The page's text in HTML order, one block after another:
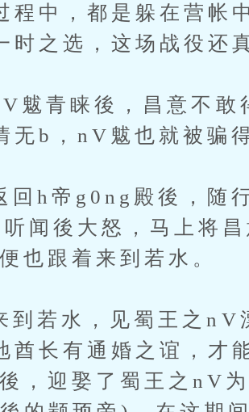
程中，都是躲在营帐
时之选，这场战役还
睐後，昌意不敢得
无b，nV魃也就被骗
g0ng殿後，随行
闻後大怒，马上将
也跟着来到若水。
水，见蜀王之nV漂
酋长有通婚之谊，才
，迎娶了蜀王之nV